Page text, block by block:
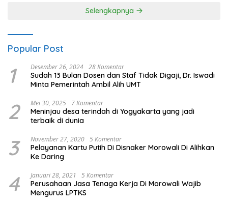
Selengkapnya
Popular Post
1 Desember 26, 2024 28 Komentar
Sudah 13 Bulan Dosen dan Staf Tidak Digaji, Dr. Iswadi
Minta Pemerintah Ambil Alih UMT
2 Mei 30, 2025 7 Komentar
Meninjau desa terindah di Yogyakarta yang jadi
terbaik di dunia
3 November 27, 2020 5 Komentar
Pelayanan Kartu Putih Di Disnaker Morowali Di Alihkan
Ke Daring
4 Januari 28, 2021 5 Komentar
Perusahaan Jasa Tenaga Kerja Di Morowali Wajib
Mengurus LPTKS